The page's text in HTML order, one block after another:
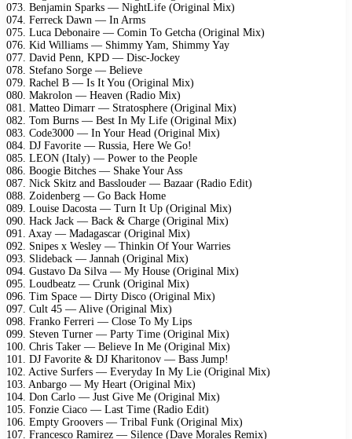
073. Benjamin Sparks — NightLife (Original Mix)
074. Ferreck Dawn — In Arms
075. Luca Debonaire — Comin To Getcha (Original Mix)
076. Kid Williams — Shimmy Yam, Shimmy Yay
077. David Penn, KPD — Disc-Jockey
078. Stefano Sorge — Believe
079. Rachel B — Is It You (Original Mix)
080. Makrolon — Heaven (Radio Mix)
081. Matteo Dimarr — Stratosphere (Original Mix)
082. Tom Burns — Best In My Life (Original Mix)
083. Code3000 — In Your Head (Original Mix)
084. DJ Favorite — Russia, Here We Go!
085. LEON (Italy) — Power to the People
086. Boogie Bitches — Shake Your Ass
087. Nick Skitz and Basslouder — Bazaar (Radio Edit)
088. Zoidenberg — Go Back Home
089. Louise Dacosta — Turn It Up (Original Mix)
090. Hack Jack — Back & Charge (Original Mix)
091. Axay — Madagascar (Original Mix)
092. Snipes x Wesley — Thinkin Of Your Warries
093. Slideback — Jannah (Original Mix)
094. Gustavo Da Silva — My House (Original Mix)
095. Loudbeatz — Crunk (Original Mix)
096. Tim Space — Dirty Disco (Original Mix)
097. Cult 45 — Alive (Original Mix)
098. Franko Ferreri — Close To My Lips
099. Steven Turner — Party Time (Original Mix)
100. Chris Taker — Believe In Me (Original Mix)
101. DJ Favorite & DJ Kharitonov — Bass Jump!
102. Active Surfers — Everyday In My Lie (Original Mix)
103. Anbargo — My Heart (Original Mix)
104. Don Carlo — Just Give Me (Original Mix)
105. Fonzie Ciaco — Last Time (Radio Edit)
106. Empty Groovers — Tribal Funk (Original Mix)
107. Francesco Ramirez — Silence (Dave Morales Remix)